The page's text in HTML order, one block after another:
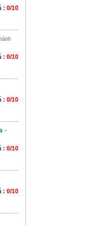
: 0/10
: 0/10
: 0/10
-
: 0/10
: 0/10